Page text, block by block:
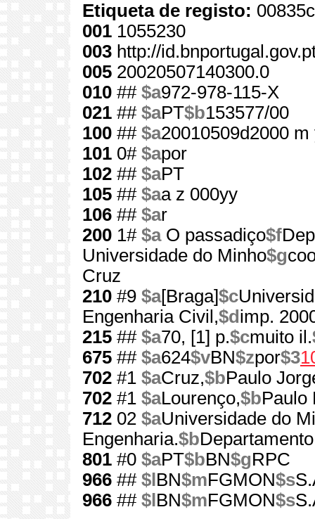
Etiqueta de registo:
001 1055230
003 http://
005 20020507140300.0
010 ## $a972-978-115-X
021 ## $aPT$b153577/00
100 ## $a20010509d2000
101 0# $apor
102 ## $aPT
105 ## $aa z 000yy
106 ## $ar
200 1# $aO passadiço$f
Universidade do Minho$g
Cruz
210 #9 $a[Braga]$c
Engenharia Civil,$d imp.
215 ## $a70, [1] p.$cmuito il.
675 ## $a624$vBN$zpor$3
702 #1 $aCruz,$bPaulo
702 #1 $aLourenço,$bPaulo
712 02 $aUniversidade do
Engenharia.$b
801 #0 $aPT$bBN$gRPC
966 ## $l BN$mFGMON$s
966 ## $l BN$mFGMON$s